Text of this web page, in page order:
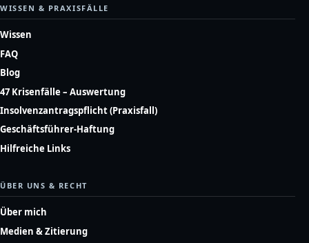
WISSEN & PRAXISFÄLLE
Wissen
FAQ
Blog
47 Krisenfälle – Auswertung
Insolvenzantragspflicht (Praxisfall)
Geschäftsführer-Haftung
Hilfreiche Links
ÜBER UNS & RECHT
Über mich
Medien & Zitierung